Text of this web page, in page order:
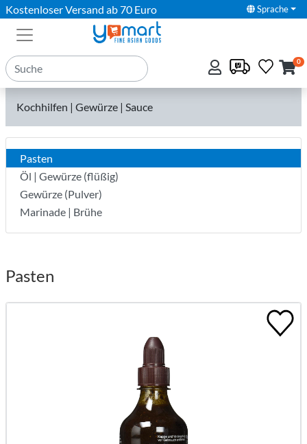
Kostenloser Versand ab 70 Euro Sprache
0
Kochhilfen | Gewürze | Sauce
Pasten
Öl | Gewürze (flüßig)
Gewürze (Pulver)
Marinade | Brühe
Pasten